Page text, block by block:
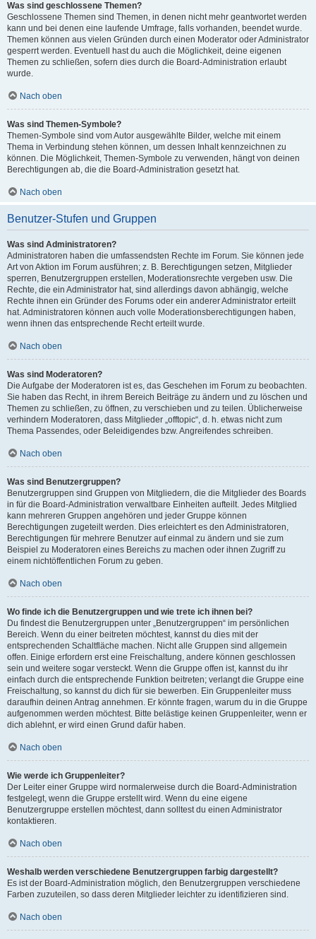
Was sind geschlossene Themen?
Geschlossene Themen sind Themen, in denen nicht mehr geantwortet werden
kann und bei denen eine laufende Umfrage, falls vorhanden, beendet wurde.
Themen können aus vielen Gründen durch einen Moderator oder Administrator
gesperrt werden. Eventuell hast du auch die Möglichkeit, deine eigenen
Themen zu schließen, sofern dies durch die Board-Administration erlaubt
wurde.
Nach oben
Was sind Themen-Symbole?
Themen-Symbole sind vom Autor ausgewählte Bilder, welche mit einem
Thema in Verbindung stehen können, um dessen Inhalt kennzeichnen zu
können. Die Möglichkeit, Themen-Symbole zu verwenden, hängt von deinen
Berechtigungen ab, die die Board-Administration gesetzt hat.
Nach oben
Benutzer-Stufen und Gruppen
Was sind Administratoren?
Administratoren haben die umfassendsten Rechte im Forum. Sie können jede
Art von Aktion im Forum ausführen; z. B. Berechtigungen setzen, Mitglieder
sperren, Benutzergruppen erstellen, Moderationsrechte vergeben usw. Die
Rechte, die ein Administrator hat, sind allerdings davon abhängig, welche
Rechte ihnen ein Gründer des Forums oder ein anderer Administrator erteilt
hat. Administratoren können auch volle Moderationsberechtigungen haben,
wenn ihnen das entsprechende Recht erteilt wurde.
Nach oben
Was sind Moderatoren?
Die Aufgabe der Moderatoren ist es, das Geschehen im Forum zu beobachten.
Sie haben das Recht, in ihrem Bereich Beiträge zu ändern und zu löschen und
Themen zu schließen, zu öffnen, zu verschieben und zu teilen. Üblicherweise
verhindern Moderatoren, dass Mitglieder „offtopic“, d. h. etwas nicht zum
Thema Passendes, oder Beleidigendes bzw. Angreifendes schreiben.
Nach oben
Was sind Benutzergruppen?
Benutzergruppen sind Gruppen von Mitgliedern, die die Mitglieder des Boards
in für die Board-Administration verwaltbare Einheiten aufteilt. Jedes Mitglied
kann mehreren Gruppen angehören und jeder Gruppe können
Berechtigungen zugeteilt werden. Dies erleichtert es den Administratoren,
Berechtigungen für mehrere Benutzer auf einmal zu ändern und sie zum
Beispiel zu Moderatoren eines Bereichs zu machen oder ihnen Zugriff zu
einem nichtöffentlichen Forum zu geben.
Nach oben
Wo finde ich die Benutzergruppen und wie trete ich ihnen bei?
Du findest die Benutzergruppen unter „Benutzergruppen“ im persönlichen
Bereich. Wenn du einer beitreten möchtest, kannst du dies mit der
entsprechenden Schaltfläche machen. Nicht alle Gruppen sind allgemein
offen. Einige erfordern erst eine Freischaltung, andere können geschlossen
sein und weitere sogar versteckt. Wenn die Gruppe offen ist, kannst du ihr
einfach durch die entsprechende Funktion beitreten; verlangt die Gruppe eine
Freischaltung, so kannst du dich für sie bewerben. Ein Gruppenleiter muss
daraufhin deinen Antrag annehmen. Er könnte fragen, warum du in die Gruppe
aufgenommen werden möchtest. Bitte belästige keinen Gruppenleiter, wenn er
dich ablehnt, er wird einen Grund dafür haben.
Nach oben
Wie werde ich Gruppenleiter?
Der Leiter einer Gruppe wird normalerweise durch die Board-Administration
festgelegt, wenn die Gruppe erstellt wird. Wenn du eine eigene
Benutzergruppe erstellen möchtest, dann solltest du einen Administrator
kontaktieren.
Nach oben
Weshalb werden verschiedene Benutzergruppen farbig dargestellt?
Es ist der Board-Administration möglich, den Benutzergruppen verschiedene
Farben zuzuteilen, so dass deren Mitglieder leichter zu identifizieren sind.
Nach oben